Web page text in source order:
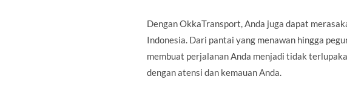
Dengan OkkaTransport, Anda juga dapat
Indonesia. Dari pantai yang menawan hingga
membuat perjalanan Anda menjadi tidak
dengan atensi dan kemauan Anda.